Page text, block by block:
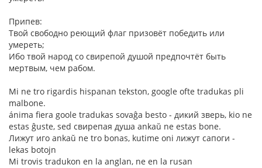
Припев:
Твой свободно реющий флаг призовёт победить или
умереть;
Ибо твой народ со свирепой душой предпочтёт быть
мертвым, чем рабом.
Mi ne tro rigardis hispanan tekston, google ofte tradukas pli
malbone.
ánima fiera goole tradukas sovaĝa besto - дикий зверь, kio ne
estas ĝuste, sed свирепая душа ankaŭ ne estas bone.
Лижут иго ankaŭ ne tro bonas, kutime oni лижут сапоги -
lekas botojn
Mi trovis tradukon en la anglan, ne en la rusan